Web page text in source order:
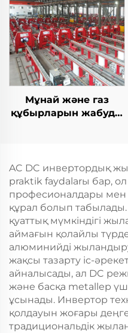
Мұнай және газ
құбырларын жабуды
AC DC инвертордық
praktik faydalarы бар,
професионалдары мен
құрал болып табылады.
қуаттық мүмкіндігі
аймағын қолайлы
алюминийді
жақсы тазарту іс-
айналысады, ал DC
және басқа metallер
ұсынады. Инвертор
қолдауын жоғары
традициональдік